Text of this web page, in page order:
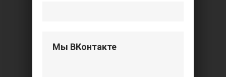
Мы ВКонтакте